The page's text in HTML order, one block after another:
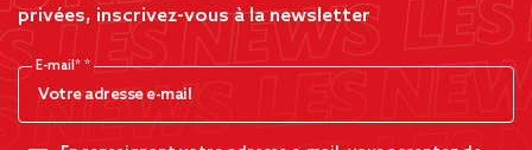
privées, inscrivez-vous à la newsletter
E-mail*